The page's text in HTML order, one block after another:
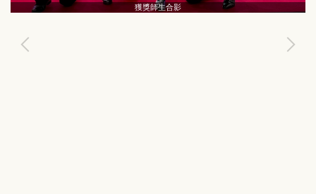
獲獎師生合影